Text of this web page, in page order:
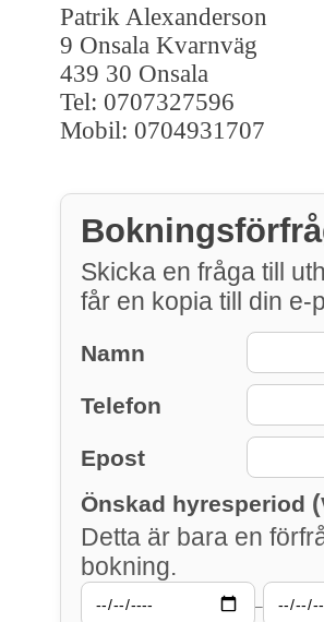
Patrik Alexanderson
9 Onsala Kvarnväg
439 30 Onsala
Tel: 0707327596
Mobil: 0704931707
Skicka en fråga till
får en kopia till din e-
Namn
Telefon
Epost
Önskad hyresperiod
Detta är bara en
bokning.
–